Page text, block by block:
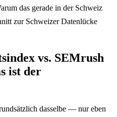
das gerade in der Schweiz
zur Schweizer Datenlücke
vs. SEMrush
ist der
dasselbe — nur eben